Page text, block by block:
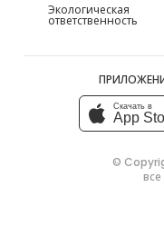
Экологическая
ответственность
Скачать в
App
©